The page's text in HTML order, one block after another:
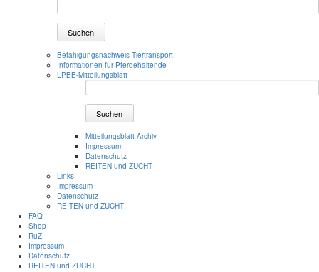
Suchen
Befähigungsnachweis Tiertransport
Informationen für Pferdehaltende
LPBB-Mitteilungsblatt
Suchen
Mitteilungsblatt Archiv
Impressum
Datenschutz
REITEN und ZUCHT
Links
Impressum
Datenschutz
REITEN und ZUCHT
FAQ
Shop
RuZ
Impressum
Datenschutz
REITEN und ZUCHT